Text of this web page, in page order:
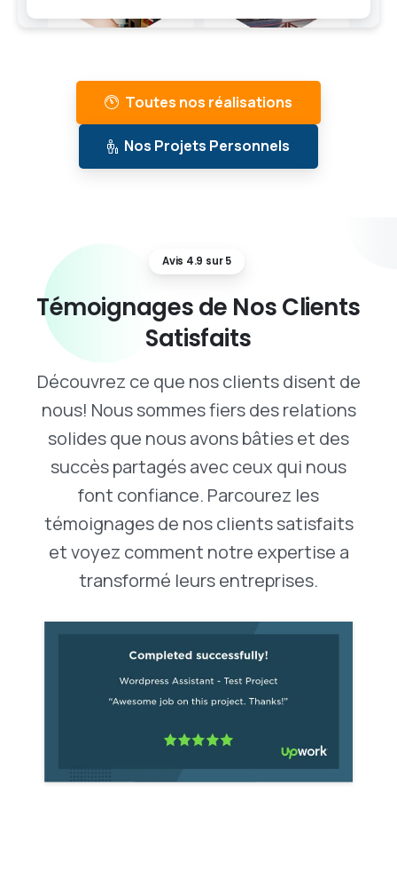
Toutes nos réalisations
Nos Projets Personnels
Avis 4.9 sur 5
Témoignagesde NosClients
Satisfaits
Découvrez ce que nos clients disent de
nous! Nous sommes fiers des relations
solides que nous avons bâties et des
succès partagés avec ceux qui nous
font confiance. Parcourez les
témoignages de nos clients satisfaits
et voyez comment notre expertise a
transformé leurs entreprises.